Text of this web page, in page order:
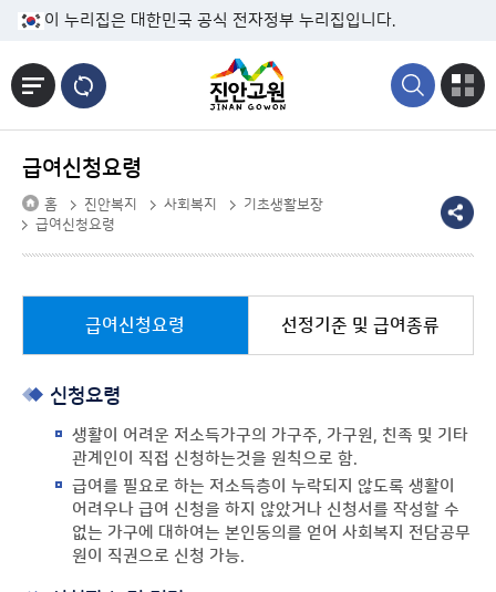
본문바로가기
이 누리집은 대한민국 공식 전자정부 누리집입니다.
급여신청요령
홈 진안복지 사회복지
기초생활보장
급여신청요령
급여신청요령 선정기준 및 급여종류
신청요령
생활이 어려운 저소득가구의 가구주, 가구원, 친족 및 기타
관계인이 직접 신청하는것을 원칙으로 함.
급여를 필요로 하는 저소득층이 누락되지 않도록 생활이
어려우나 급여 신청을 하지 않았거나 신청서를 작성할 수
없는 가구에 대하여는 본인동의를 얻어 사회복지 전담공무
원이 직권으로 신청 가능.